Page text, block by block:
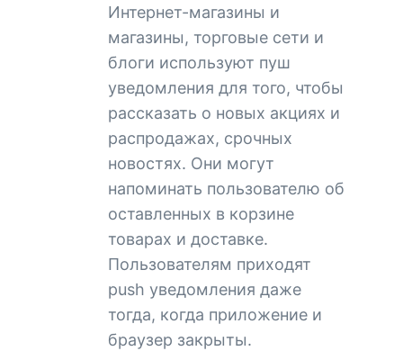
Интернет-магазины и
магазины, торговые сети и
блоги используют пуш
уведомления для того, чтобы
рассказать о новых акциях и
распродажах, срочных
новостях. Они могут
напоминать пользователю об
оставленных в корзине
товарах и доставке.
Пользователям приходят
push уведомления даже
тогда, когда приложение и
браузер закрыты.